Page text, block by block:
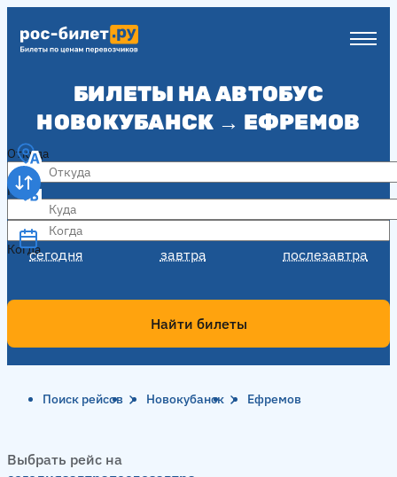
БИЛЕТЫ НА АВТОБУС
НОВОКУБАНСК → ЕФРЕМОВ
Откуда
Куда
Когда
сегодня завтра послезавтра
Когда
Найти билеты
Поиск рейсов Новокубанск Ефремов
Выбрать рейс на